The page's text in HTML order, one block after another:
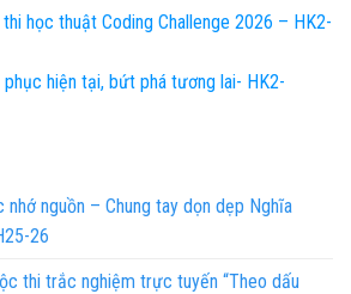
học thuật Coding Challenge 2026 – HK2-
hiện tại, bứt phá tương lai- HK2-
nguồn – Chung tay dọn dẹp Nghĩa
26
thi trắc nghiệm trực tuyến “Theo dấu